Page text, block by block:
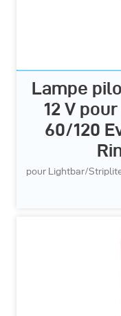
Lampe
12 V
60/120
pour Lightbar/Striplite